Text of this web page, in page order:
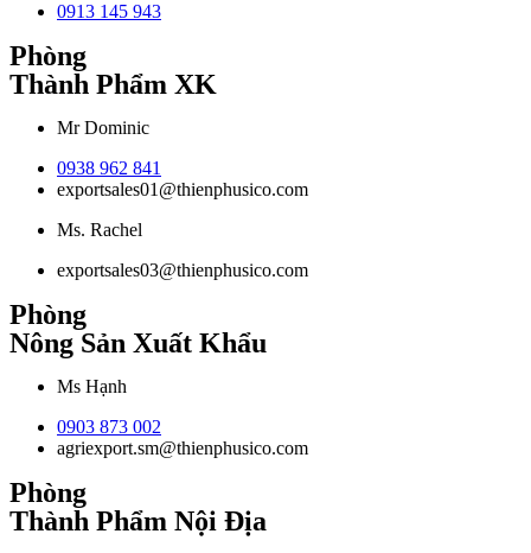
0913 145 943
Phòng
Thành Phẩm XK
Mr Dominic
0938 962 841
exportsales01@thienphusico.com
Ms. Rachel
exportsales03@thienphusico.com
Phòng
Nông Sản Xuất Khẩu
Ms Hạnh
0903 873 002
agriexport.sm@thienphusico.com
Phòng
Thành Phẩm Nội Địa